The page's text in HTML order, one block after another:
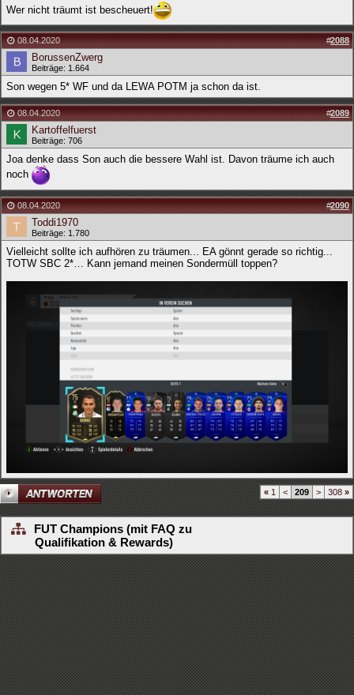
Wer nicht träumt ist bescheuert!
08.04.2020 #2088
BorussenZwerg
Beiträge: 1.664
Son wegen 5* WF und da LEWA POTM ja schon da ist.
08.04.2020 #2089
Kartoffelfuerst
Beiträge: 706
Joa denke dass Son auch die bessere Wahl ist. Davon träume ich auch
noch
08.04.2020 #2090
Toddi1970
Beiträge: 1.780
Vielleicht sollte ich aufhören zu träumen... EA gönnt gerade so richtig...
TOTW SBC 2*… Kann jemand meinen Sondermüll toppen?
« 1 < 209 > 308 »
FUT Champions (mit FAQ zu
Qualifikation & Rewards)